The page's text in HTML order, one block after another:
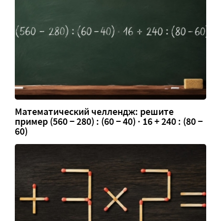
Математический челлендж: решите
пример (560 − 280) : (60 − 40) · 16 + 240 : (80 −
60)